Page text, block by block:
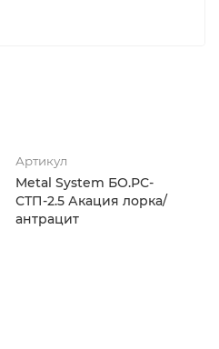
Артикул
Metal System БО.РС-
СТП-2.5 Акация лорка/
антрацит